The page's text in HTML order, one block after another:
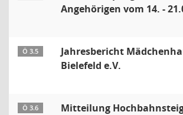
Angehörigen vom 14. -
Ö 3.5
Jahresbericht
Bielefeld e.V.
Ö 3.6
Mitteilung